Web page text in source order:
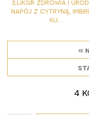
Eliksir zdrowia i
napój z cytryną,
ku...
«
4